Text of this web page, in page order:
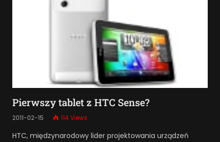
Pierwszy tablet z HTC Sense?
2011-02-15 114Views
HTC, międzynarodowy lider projektowania urządzeń